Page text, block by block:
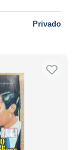
Privado